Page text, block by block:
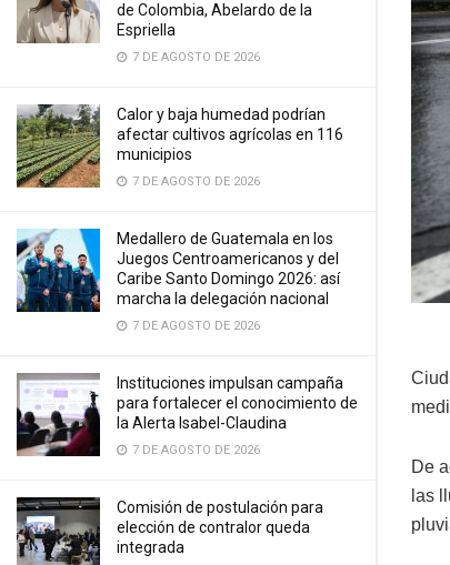
de Colombia, Abelardo de la
Espriella
7 DE AGOSTO DE 2026
Calor y baja humedad podrían
afectar cultivos agrícolas en 116
municipios
7 DE AGOSTO DE 2026
Medallero de Guatemala en los
Juegos Centroamericanos y del
Caribe Santo Domingo 2026: así
marcha la delegación nacional
7 DE AGOSTO DE 2026
Instituciones impulsan campaña
para fortalecer el conocimiento de
la Alerta Isabel-Claudina
7 DE AGOSTO DE 2026
Comisión de postulación para
elección de contralor queda
integrada
De
las